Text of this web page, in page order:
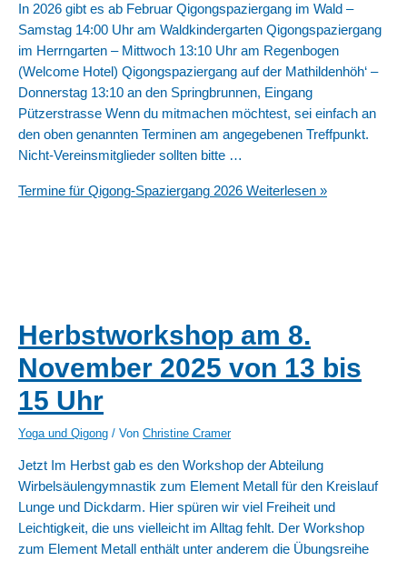
In 2026 gibt es ab Februar Qigongspaziergang im Wald –
Samstag 14:00 Uhr am Waldkindergarten Qigongspaziergang
im Herrngarten – Mittwoch 13:10 Uhr am Regenbogen
(Welcome Hotel) Qigongspaziergang auf der Mathildenhöh‘ –
Donnerstag 13:10 an den Springbrunnen, Eingang
Pützerstrasse Wenn du mitmachen möchtest, sei einfach an
den oben genannten Terminen am angegebenen Treffpunkt.
Nicht-Vereinsmitglieder sollten bitte …
Termine für Qigong-Spaziergang 2026 Weiterlesen »
Herbstworkshop am 8.
November 2025 von 13 bis
15 Uhr
Yoga und Qigong / Von Christine Cramer
Jetzt Im Herbst gab es den Workshop der Abteilung
Wirbelsäulengymnastik zum Element Metall für den Kreislauf
Lunge und Dickdarm. Hier spüren wir viel Freiheit und
Leichtigkeit, die uns vielleicht im Alltag fehlt. Der Workshop
zum Element Metall enthält unter anderem die Übungsreihe